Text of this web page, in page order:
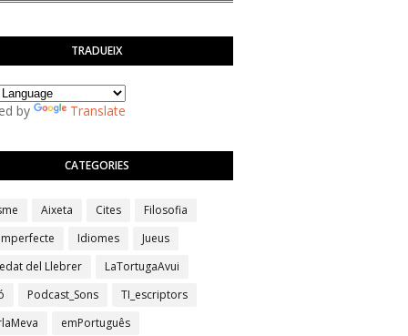
TRADUEIX
by Translate
CATEGORIES
Aixeta Cites
Filosofia
Idiomes
Jueus
del Llebrer
LaTortugaAvui
Podcast_Sons
TI_escriptors
emPortuguês